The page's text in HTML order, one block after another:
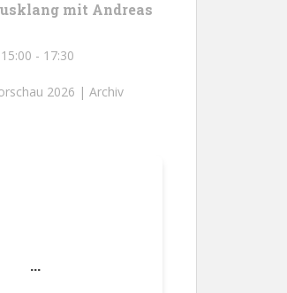
mit Andreas
- 17:30
2026 | Archiv